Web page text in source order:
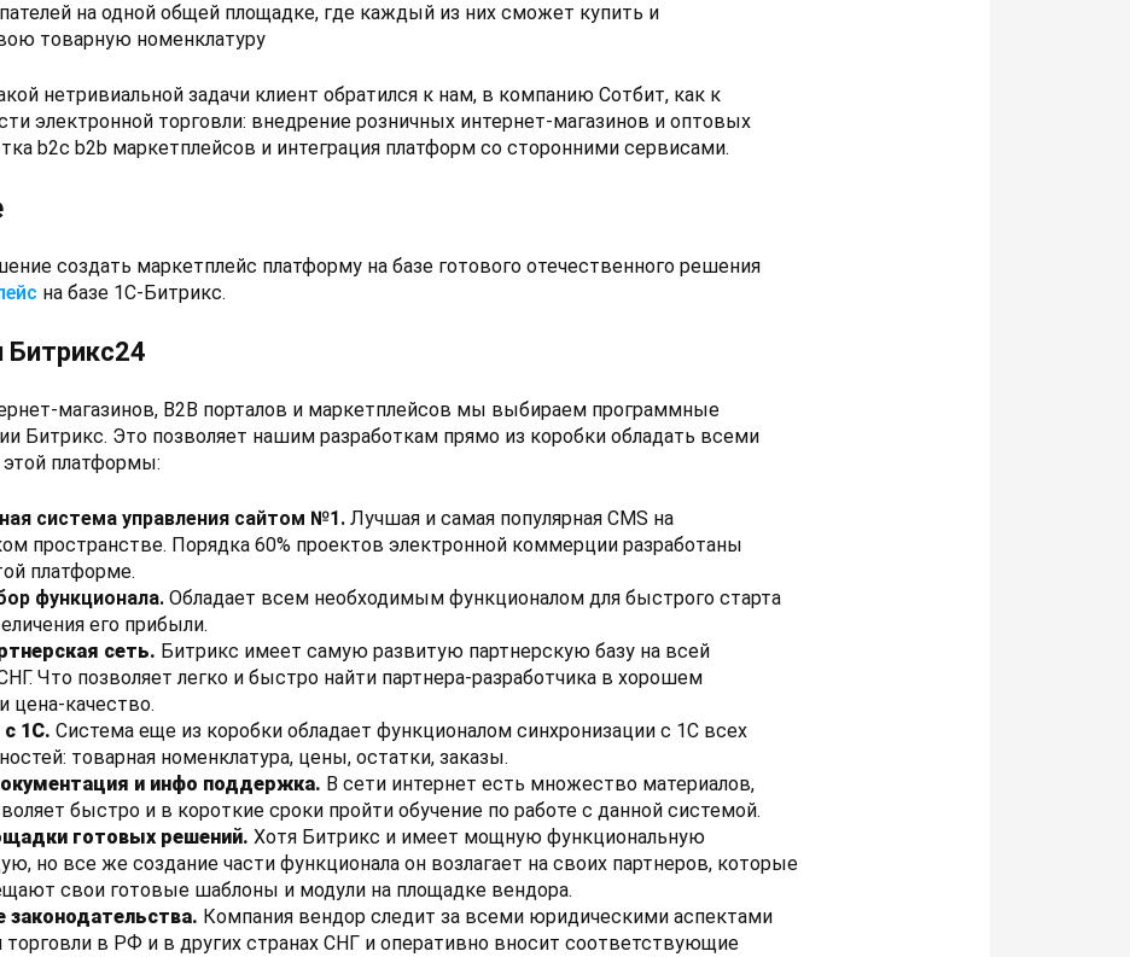
на одной общей площадке, где каждый из них сможет купить и
товарную номенклатуру
нетривиальной задачи клиент обратился к нам, в компанию Сотбит, как к
электронной торговли: внедрение розничных интернет-магазинов и оптовых
b2c b2b маркетплейсов и интеграция платформ со сторонними сервисами.
создать маркетплейс платформу на базе готового отечественного решения
на базе 1С-Битрикс.
Битрикс24
магазинов, B2B порталов и маркетплейсов мы выбираем программные
Битрикс. Это позволяет нашим разработкам прямо из коробки обладать всеми
платформы:
система управления сайтом №1. Лучшая и самая популярная CMS на
пространстве. Порядка 60% проектов электронной коммерции разработаны
платформе.
функционала. Обладает всем необходимым функционалом для быстрого старта
его прибыли.
сеть. Битрикс имеет самую развитую партнерскую базу на всей
Что позволяет легко и быстро найти партнера-разработчика в хорошем
цена-качество.
1С. Система еще из коробки обладает функционалом синхронизации с 1С всех
товарная номенклатура, цены, остатки, заказы.
и инфо поддержка. В сети интернет есть множество материалов,
быстро и в короткие сроки пройти обучение по работе с данной системой.
готовых решений. Хотя Битрикс и имеет мощную функциональную
но все же создание части функционала он возлагает на своих партнеров, которые
свои готовые шаблоны и модули на площадке вендора.
законодательства. Компания вендор следит за всеми юридическими аспектами
торговли в РФ и в других странах СНГ и оперативно вносит соответствующие